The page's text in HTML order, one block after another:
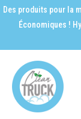
Des produits pour la
Économiques !